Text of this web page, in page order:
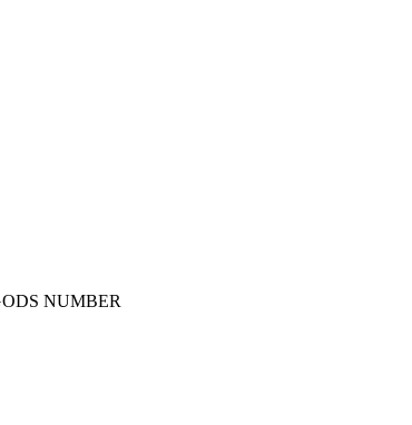
NUMBER